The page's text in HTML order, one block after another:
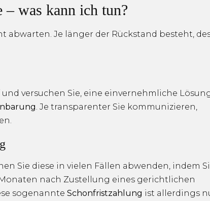
– was kann ich tun?
abwarten. Je länger der Rückstand besteht,
versuchen Sie, eine einvernehmliche
. Je transparenter Sie kommunizieren,
Sie diese in vielen Fällen abwenden, indem
nach Zustellung eines gerichtlichen
sogenannte Schonfristzahlung ist allerdings